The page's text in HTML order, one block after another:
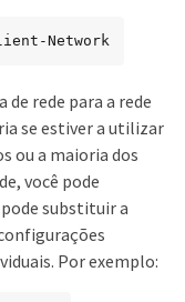
Client-Network
de rede para a rede
se estiver a utilizar
ou a maioria dos
você pode
substituir a
Por exemplo: